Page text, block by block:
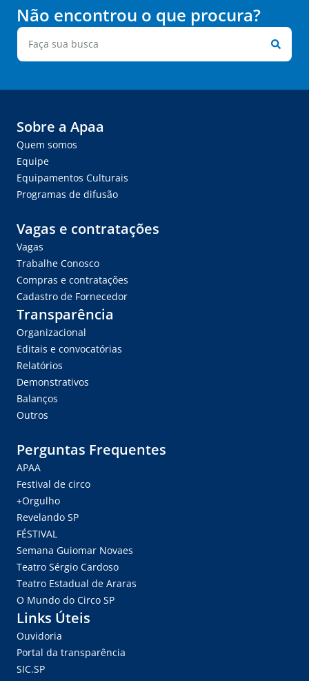
Não encontrou o que procura?
Sobre a Apaa
Quem somos
Equipe
Equipamentos Culturais
Programas de difusão
Vagas e contratações
Vagas
Trabalhe Conosco
Compras e contratações
Cadastro de Fornecedor
Transparência
Organizacional
Editais e convocatórias
Relatórios
Demonstrativos
Balanços
Outros
Perguntas Frequentes
APAA
Festival de circo
+Orgulho
Revelando SP
FÉSTIVAL
Semana Guiomar Novaes
Teatro Sérgio Cardoso
Teatro Estadual de Araras
O Mundo do Circo SP
Links Úteis
Ouvidoria
Portal da transparência
SIC.SP